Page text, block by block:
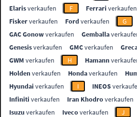
Elarisverkaufen F Ferrari verkaufen
Fiskerverkaufen Fordverkaufen
G
GAC Gonowverkaufen Gemballa
Genesisverkaufen GMCverkaufen
GWM verkaufen H Hamann
Holdenverkaufen Hondaverkaufen
Hyundai verkaufen I INEOS
Infiniti verkaufen Iran Khodroverkaufen
Isuzu verkaufen Ivecoverkaufen J